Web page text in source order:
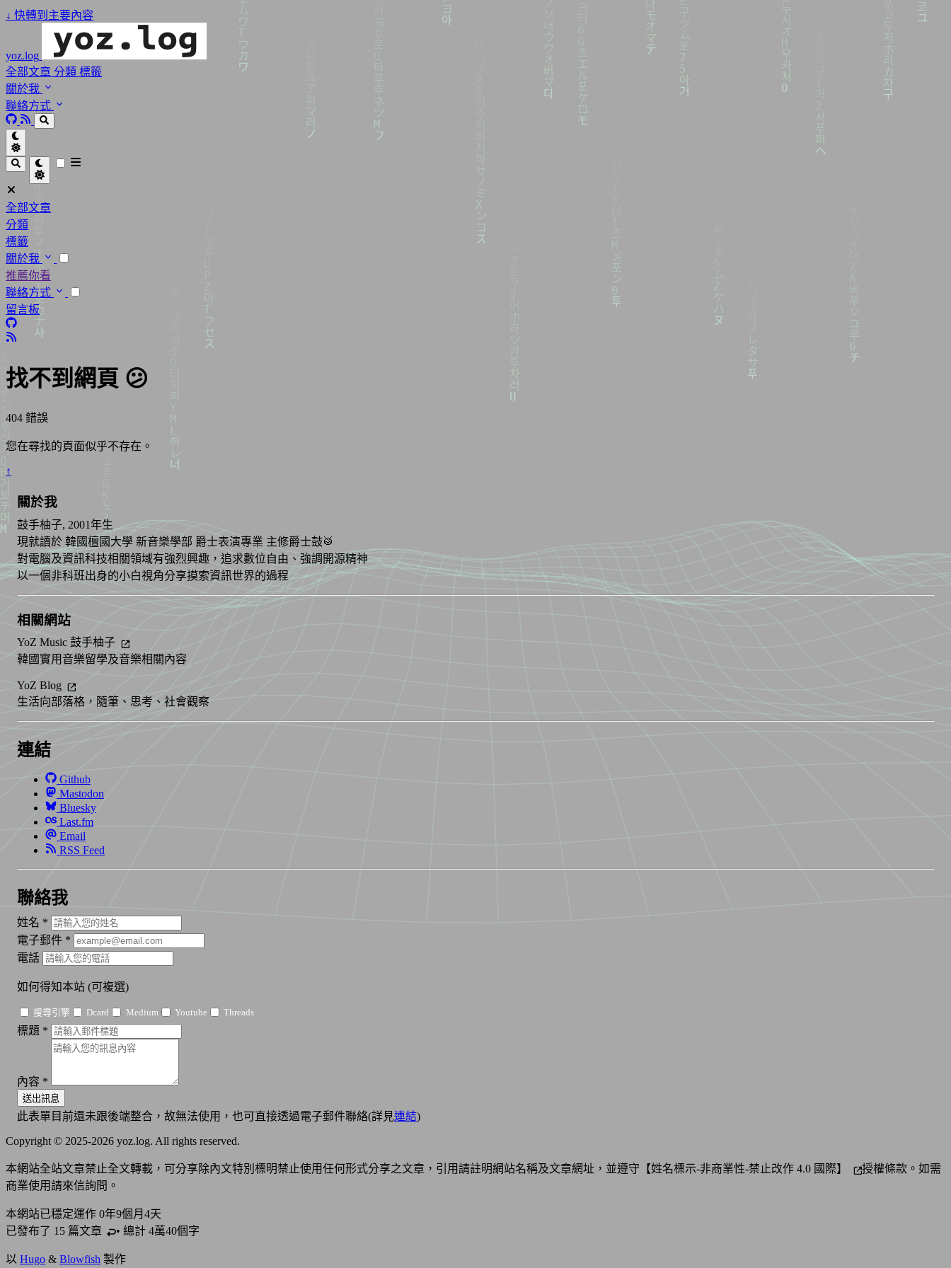
↓ 快轉到主要內容
yoz.log
全部文章 分類 標籤
關於我
聯絡方式
全部文章
分類
標籤
關於我
推薦你看
聯絡方式
留言板
找不到網頁 😕
404 錯誤
您在尋找的頁面似乎不存在。
↑
關於我
鼓手柚子, 2001年生
現就讀於 韓國檀國大學 新音樂學部 爵士表演專業 主修爵士鼓🥁
對電腦及資訊科技相關領域有強烈興趣，追求數位自由、強調開源精神
以一個非科班出身的小白視角分享摸索資訊世界的過程
相關網站
YoZ Music 鼓手柚子
韓國實用音樂留學及音樂相關內容
YoZ Blog
生活向部落格，隨筆、思考、社會觀察
連結
Github
Mastodon
Bluesky
Last.fm
Email
RSS Feed
聯絡我
姓名 *
電子郵件 *
電話
如何得知本站 (可複選)
搜尋引擎 Dcard Medium Youtube Threads
標題 *
內容 *
送出訊息
此表單目前還未跟後端整合，故無法使用，也可直接透過電子郵件聯絡(詳見連結)
Copyright © 2025-2026 yoz.log. All rights reserved.
本網站全站文章禁止全文轉載，可分享除內文特別標明禁止使用任何形式分享之文章，引用請註明網站名稱及文章網址，並遵守 【姓名標示-非商業性-禁止改作 4.0 國際】
授權條款。如需
商業使用請來信詢問。
本網站已穩定運作 0年9個月4天
已發布了 15 篇文章 • 總計 4萬40個字
以 Hugo & Blowfish 製作